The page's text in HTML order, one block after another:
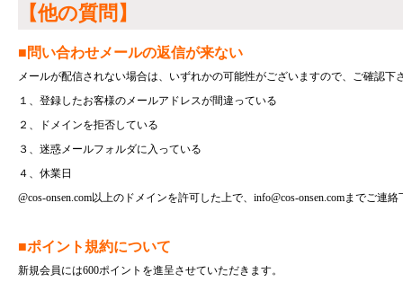
【他の質問】
■問い合わせメールの返信が来ない
メールが配信されない場合は、いずれかの可能性がございますので、ご確認下
１、登録したお客様のメールアドレスが間違っている
２、ドメインを拒否している
３、迷惑メールフォルダに入っている
４、休業日
@cos-onsen.com以上のドメインを許可した上で、info@cos-onsen.comまでご連
■ポイント規約について
新規会員には600ポイントを進呈させていただきます。